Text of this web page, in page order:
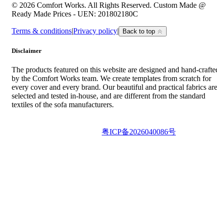
© 2026 Comfort Works. All Rights Reserved. Custom Made @
Ready Made Prices - UEN: 201802180C
Terms & conditions|Privacy policy| Back to top
Disclaimer
The products featured on this website are designed and hand-
by the Comfort Works team. We create templates from scratch for
every cover and every brand. Our beautiful and practical fabrics are
selected and tested in-house, and are different from the standard
textiles of the sofa manufacturers.
粤ICP备2026040086号